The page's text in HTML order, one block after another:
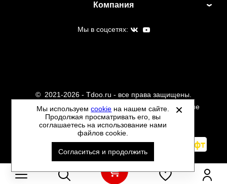
Компания
Мы в соцсетях:
© 2021-2026 - Tdoo.ru - все права защищены.
Данный сайт не является интернет магазином и не
является публичной офертой.
Политика обработки персональных данных
Автоматизировано -
Мы используемcookie на нашем сайте.
Продолжая просматривать его, вы
соглашаетесь на использование нами
файлов cookie.
Согласиться и продолжить